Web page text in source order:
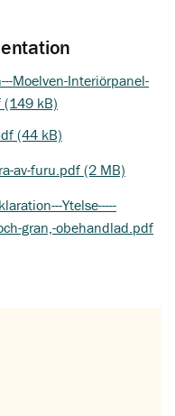
Moelven-Interiörpanel-
(149 kB)
(44 kB)
av-furu.pdf (2 MB)
Ytelse-----
gran,-obehandlad.pdf